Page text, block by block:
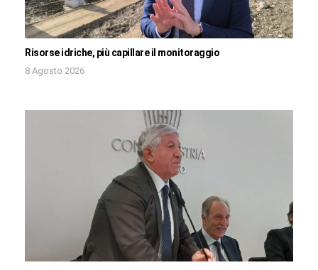
Risorse idriche, più capillare il monitoraggio
8 Agosto 2026